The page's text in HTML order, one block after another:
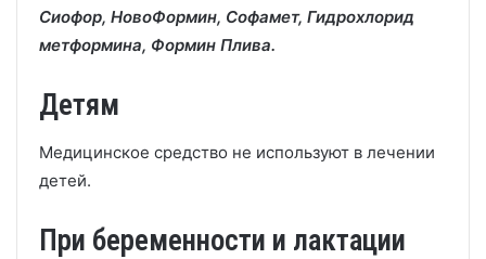
Сиофор, НовоФормин, Софамет, Гидрохлорид
метформина, Формин Плива.
Детям
Медицинское средство не используют в лечении
детей.
При беременности и лактации